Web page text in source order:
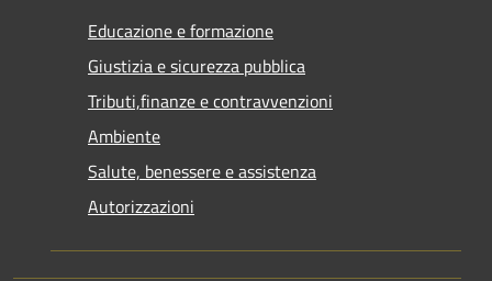
Educazione e formazione
Giustizia e sicurezza pubblica
Tributi,finanze e contravvenzioni
Ambiente
Salute, benessere e assistenza
Autorizzazioni